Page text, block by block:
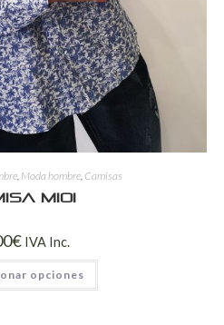
Moda hombre Camisas
mioi
€ IVA Inc.
opciones